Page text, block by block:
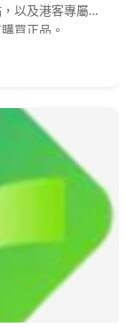
以及港客專屬優
買正品。